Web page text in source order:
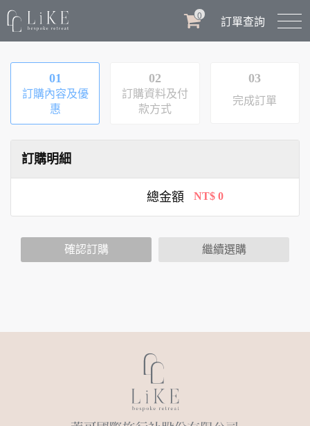
0 訂單查詢
01
訂購內容及優
惠
02
訂購資料及付
款方式
03
完成訂單
訂購明細
總金額 NT$ 0
確認訂購 繼續選購